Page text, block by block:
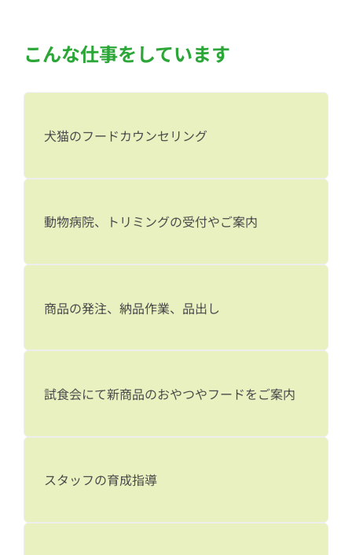
こんな仕事をしています
犬猫のフードカウンセリング
動物病院、トリミングの受付やご案内
商品の発注、納品作業、品出し
試食会にて新商品のおやつやフードをご案内
スタッフの育成指導